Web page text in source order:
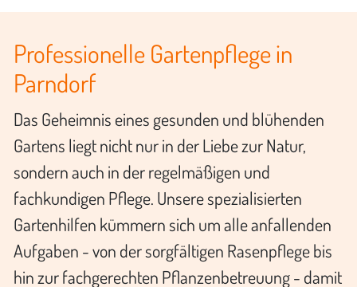
Professionelle Gartenpflege in
Parndorf
Das Geheimnis eines gesunden und blühenden
Gartens liegt nicht nur in der Liebe zur Natur,
sondern auch in der regelmäßigen und
fachkundigen Pflege. Unsere spezialisierten
Gartenhilfen kümmern sich um alle anfallenden
Aufgaben - von der sorgfältigen Rasenpflege bis
hin zur fachgerechten Pflanzenbetreuung - damit